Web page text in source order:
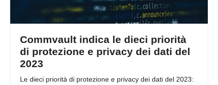
Commvault indica le dieci priorità
di protezione e privacy dei dati del
2023
Le dieci priorità di protezione e privacy dei dati del 2023: